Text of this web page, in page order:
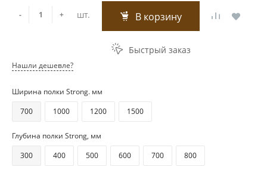
- + шт. В корзину
Быстрый заказ
Нашли дешевле?
Ширина полки Strong. мм
700
1000 1200 1500
Глубина полки Strong, мм
300
400 500 600 700 800